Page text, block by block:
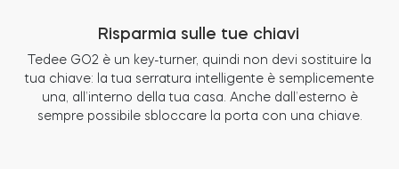
Risparmia sulle tue chiavi
Tedee GO2 è un key-turner, quindi non devi sostituire la
tua chiave: la tua serratura intelligente è semplicemente
una, all’interno della tua casa. Anche dall’esterno è
sempre possibile sbloccare la porta con una chiave.